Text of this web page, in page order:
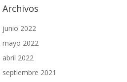
Archivos
junio 2022
mayo 2022
abril 2022
septiembre 2021